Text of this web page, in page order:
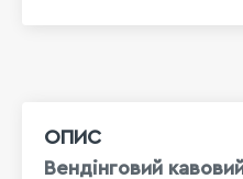
ОПИС
Вендінговий